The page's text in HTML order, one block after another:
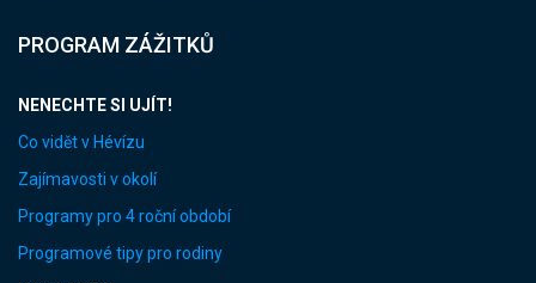
PROGRAM ZÁŽITKŮ
NENECHTE SI UJÍT!
Co vidět v Hévízu
Zajímavosti v okolí
Programy pro 4 roční období
Programové tipy pro rodiny